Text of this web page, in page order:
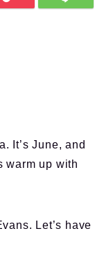
It’s June, and
warm up with
Let’s have